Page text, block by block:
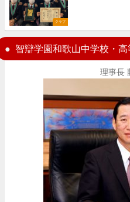
クラブ
智辯学園和歌山中学校・高
理事長